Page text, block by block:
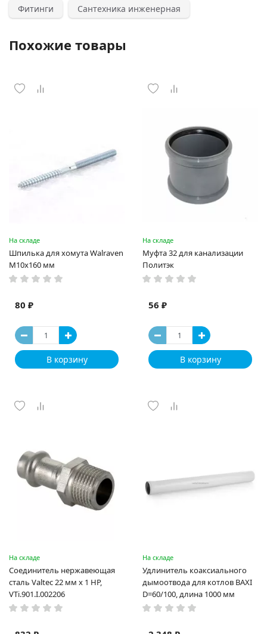
Фитинги Сантехника инженерная
Похожие товары
На складе
Шпилька для хомута Walraven
M10x160 мм
80 ₽
В корзину
На складе
Муфта 32 для канализации
Политэк
56 ₽
В корзину
На складе
Соединитель нержавеющая
сталь Valtec 22 мм х 1 НР,
VTi.901.I.002206
На складе
Удлинитель коаксиального
дымоотвода для котлов BAXI
D=60/100, длина 1000 мм